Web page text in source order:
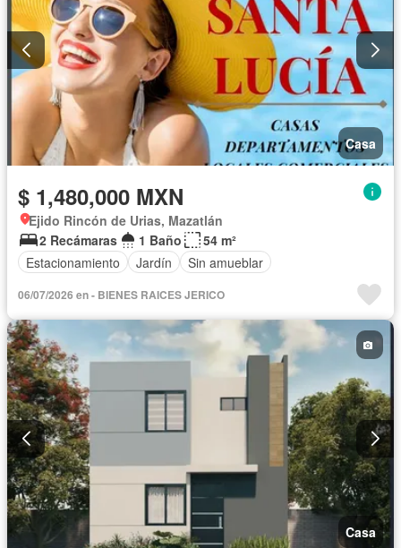
Casa
$ 1,480,000 MXN
Ejido Rincón de Urias, Mazatlán
2 Recámaras
1 Baño
54 m²
Estacionamiento
Jardín Sin amueblar
06/07/2026 en - BIENES RAICES JERICO
Casa